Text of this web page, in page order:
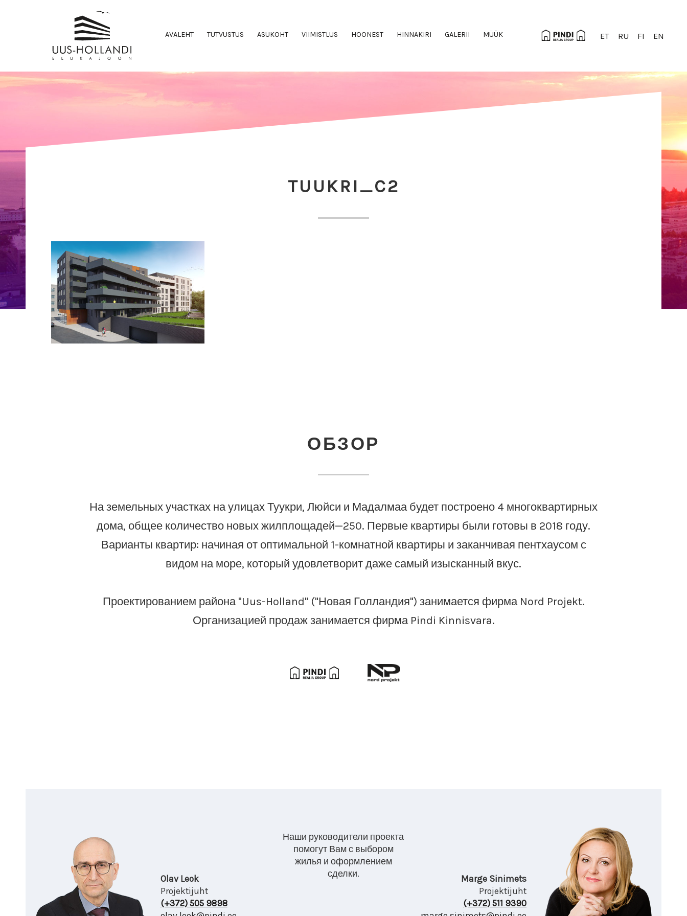
AVALEHT TUTVUSTUS ASUKOHT VIIMISTLUS HOONEST HINNAKIRI GALERII MÜÜK ET RU FI EN
TUUKRI_C2
ОБЗОР
На земельных участках на улицах Туукри, Люйси и Мадалмаа будет построено 4 многоквартирных
дома, общее количество новых жилплощадей—250. Первые квартиры были готовы в 2018 году.
Варианты квартир: начиная от оптимальной 1-комнатной квартиры и заканчивая пентхаусом с
видом на море, который удовлетворит даже самый изысканный вкус.
Проектированием района "Uus-Holland" ("Новая Голландия") занимается фирма Nord Projekt.
Организацией продаж занимается фирма Pindi Kinnisvara.
Наши руководители проекта
помогут Вам с выбором
жилья и оформлением
сделки.
Olav Leok
Projektijuht
(+372) 505 9898
Marge Sinimets
Projektijuht
(+372) 511 9390